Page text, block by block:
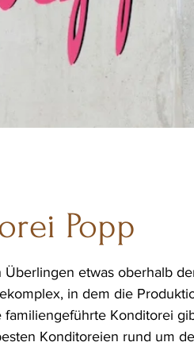
Popp
etwas oberhalb
in dem die
familiengeführte Konditorei
Konditoreien rund um